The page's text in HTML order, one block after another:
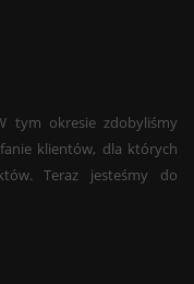
tym okresie zdobyliśmy
klientów, dla których
Teraz jesteśmy do